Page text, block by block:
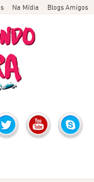
Na Mídia Blogs Amigos